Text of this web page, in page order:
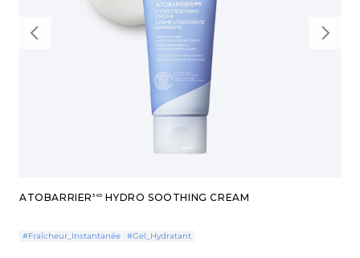
ATOBARRIER365 HYDRO SOOTHING CREAM
#Fraîcheur_Instantanée #Gel_Hydratant